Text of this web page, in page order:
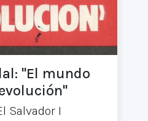
"El mundo
Salvador I